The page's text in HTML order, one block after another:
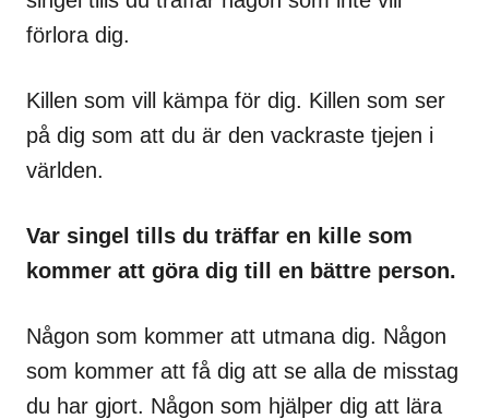
förlora dig.
Killen som vill kämpa för dig. Killen som ser
på dig som att du är den vackraste tjejen i
världen.
Var singel tills du träffar en kille som
kommer att göra dig till en bättre person.
Någon som kommer att utmana dig. Någon
som kommer att få dig att se alla de misstag
du har gjort. Någon som hjälper dig att lära